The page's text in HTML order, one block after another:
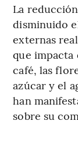
La
disminuido
externas
que impacta
café, las
azúcar y el
han
sobre su